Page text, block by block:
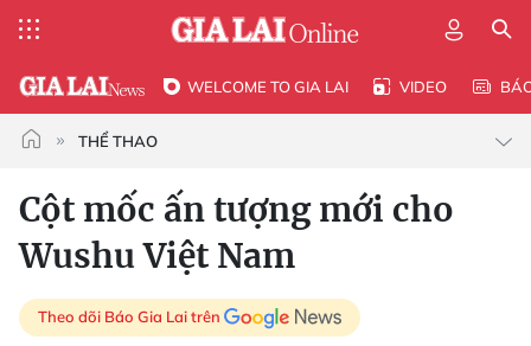
WELCOME TO GIA LAI VIDEO
THỂ THAO
Cột mốc ấn tượng mới cho
Wushu Việt Nam
Theo dõi Báo Gia Lai trên